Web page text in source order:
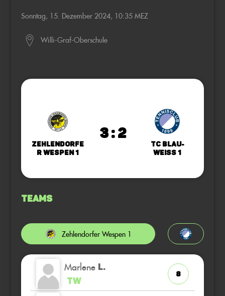
Sonntag, 15. Dezember 2024, 10:35 MEZ
Willi-Graf-Oberschule
Zehlendorfe
r Wespen 1
3 : 2
TC Blau-
Weiss 1
Teams
Zehlendorfer Wespen 1
Marlene L.
TW
8